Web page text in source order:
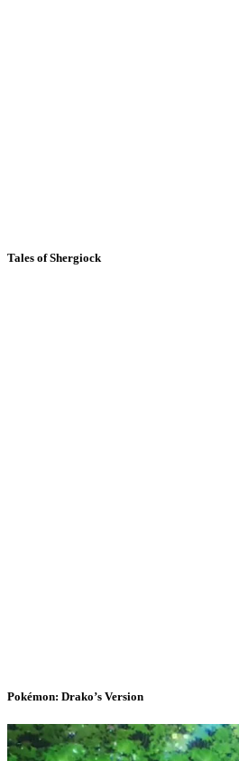
Tales of Shergiock
Pokémon: Drako’s Version